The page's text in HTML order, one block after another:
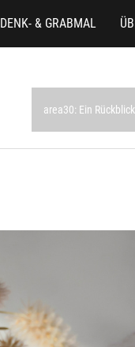
DENK- & GRABMAL
area30: Ein